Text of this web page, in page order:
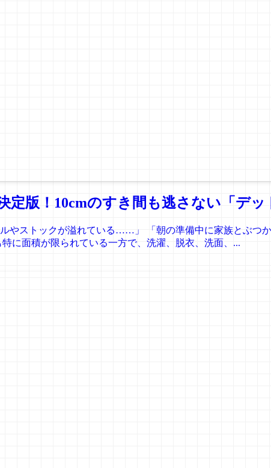
定版！10cmのすき間も逃さない「デ
ルやストックが溢れている……」 「朝の準備中に家族とぶ
に面積が限られている一方で、洗濯、脱衣、洗面、...